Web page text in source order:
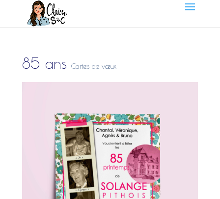
85 ans Cartes de vœux